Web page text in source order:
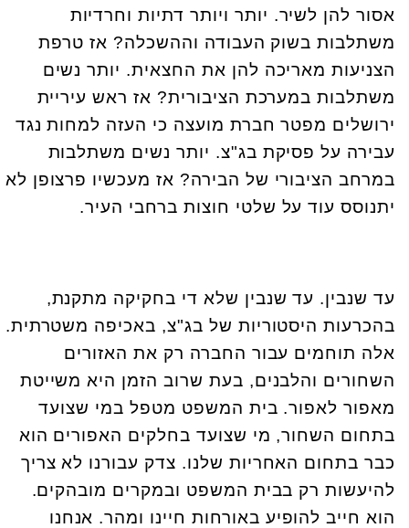
אסור להן לשיר. יותר ויותר דתיות וחרדיות
משתלבות בשוק העבודה וההשכלה? אז טרפת
הצניעות מאריכה להן את החצאית. יותר נשים
משתלבות במערכת הציבורית? אז ראש עיריית
ירושלים מפטר חברת מועצה כי העזה למחות נגד
עבירה על פסיקת בג"צ. יותר נשים משתלבות
במרחב הציבורי של הבירה? אז מעכשיו פרצופן לא
יתנוסס עוד על שלטי חוצות ברחבי העיר.
עד שנבין. עד שנבין שלא די בחקיקה מתקנת,
בהכרעות היסטוריות של בג"צ, באכיפה משטרתית.
אלה תוחמים עבור החברה רק את האזורים
השחורים והלבנים, בעת שרוב הזמן היא משייטת
מאפור לאפור. בית המשפט מטפל במי שצועד
בתחום השחור, מי שצועד בחלקים האפורים הוא
כבר בתחום האחריות שלנו. צדק עבורנו לא צריך
להיעשות רק בבית המשפט ובמקרים מובהקים.
הוא חייב להופיע באורחות חיינו ומהר. אנחנו